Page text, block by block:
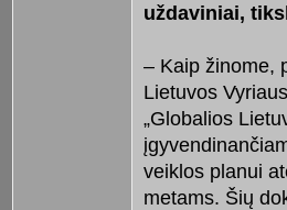
uždaviniai,
– Kaip žinome,
Lietuvos
„Globalios
veiklos planui
metams. Šių